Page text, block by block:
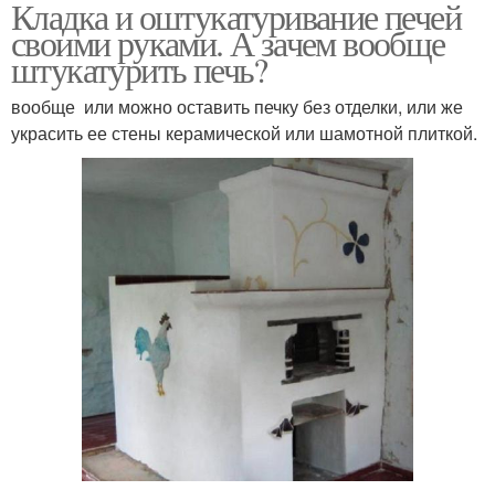
Кладка и оштукатуривание печей
своими руками. А зачем вообще
штукатурить печь?
вообще или можно оставить печку без отделки, или же
украсить ее стены керамической или шамотной плиткой.